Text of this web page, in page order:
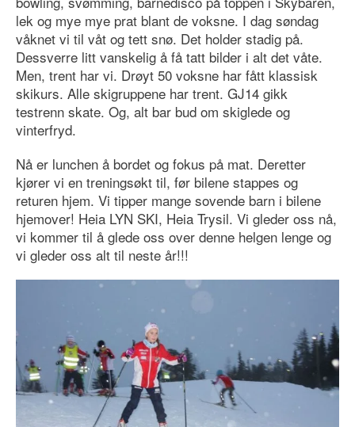
lek og mye mye prat blant de voksne. I dag søndag
våknet vi til våt og tett snø. Det holder stadig på.
Dessverre litt vanskelig å få tatt bilder i alt det våte.
Men, trent har vi. Drøyt 50 voksne har fått klassisk
skikurs. Alle skigruppene har trent. GJ14 gikk
testrenn skate. Og, alt bar bud om skiglede og
vinterfryd.
Nå er lunchen å bordet og fokus på mat. Deretter
kjører vi en treningsøkt til, før bilene stappes og
returen hjem. Vi tipper mange sovende barn i bilene
hjemover! Heia LYN SKI, Heia Trysil. Vi gleder oss nå,
vi kommer til å glede oss over denne helgen lenge og
vi gleder oss alt til neste år!!!